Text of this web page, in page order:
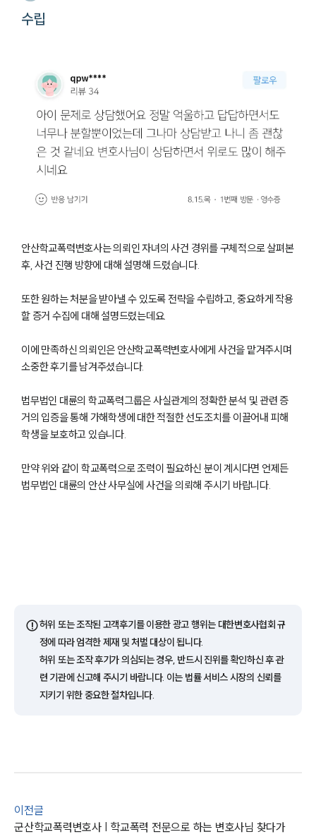
통합검색
AI대륜
업무사례
수립
안산학교폭력변호사는 의뢰인 자녀의 사건 경위를 구체적으로 살펴본
후, 사건 진행 방향에 대해 설명해 드렸습니다.
또한 원하는 처분을 받아낼 수 있도록 전략을 수립하고, 중요하게 작용
할 증거 수집에 대해 설명드렸는데요.
이에 만족하신 의뢰인은 안산학교폭력변호사에게 사건을 맡겨주시며
소중한 후기를 남겨주셨습니다.
법무법인 대륜의 학교폭력그룹은 사실관계의 정확한 분석 및 관련 증
거의 입증을 통해 가해학생에 대한 적절한 선도조치를 이끌어내 피해
학생을 보호하고 있습니다.
만약 위와 같이 학교폭력으로 조력이 필요하신 분이 계시다면 언제든
법무법인 대륜의 안산 사무실에 사건을 의뢰해 주시기 바랍니다.
⚠️허위 또는 조작된 고객후기를 이용한 광고 행위는 대한변호사협회 규
정에 따라 엄격한 제재 및 처벌 대상이 됩니다.
허위 또는 조작 후기가 의심되는 경우, 반드시 진위를 확인하신 후 관
련 기관에 신고해 주시기 바랍니다. 이는 법률 서비스 시장의 신뢰를
지키기 위한 중요한 절차입니다.
이전글
군산학교폭력변호사 | 학교폭력 전문으로 하는 변호사님 찾다가